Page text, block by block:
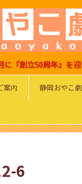
に『創立50周年』を
案内 静岡おやこ
6